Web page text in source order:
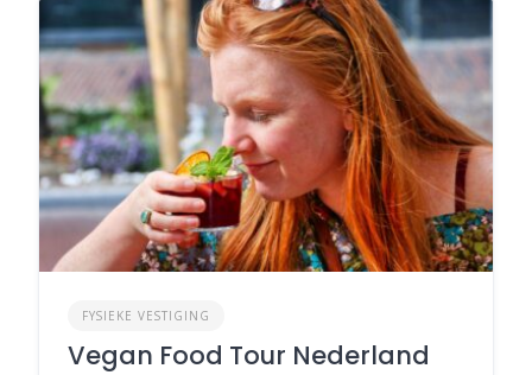
FYSIEKE VESTIGING
Vegan Food Tour Nederland